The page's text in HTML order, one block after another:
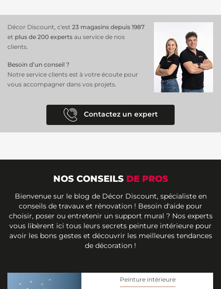
Décor Discount, c'est 23 magasins depuis 1987
et plus de 200 experts au service de nos
clients.
Besoin d’un conseil ?
Notre service clients est à votre écoute pour
vous accompagner dans vos projets.
Contactez un expert
NOS CONSEILS DE PROS
Bienvenue sur le blog de Décor Discount, spécialiste en
conseils de travaux et rénovation ! Besoin d'aide pour
choisir, poser ou entretenir un support mural ? Nos experts
vous libèrent ici tous leurs secrets peinture intérieure pour
avoir les bons gestes et découvrir les meilleures tendances
de décoration !
Peinture intérieure